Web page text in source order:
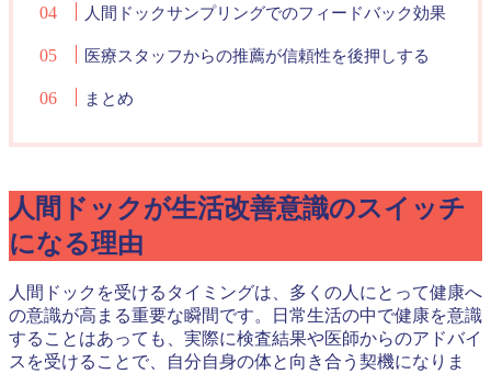
人間ドックサンプリングでのフィードバック効果
医療スタッフからの推薦が信頼性を後押しする
まとめ
人間ドックが生活改善意識のスイッチ
になる理由
人間ドックを受けるタイミングは、多くの人にとって健康へ
の意識が高まる重要な瞬間です。日常生活の中で健康を意識
することはあっても、実際に検査結果や医師からのアドバイ
スを受けることで、自分自身の体と向き合う契機になりま